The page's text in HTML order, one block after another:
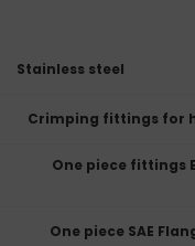
Stainless steel
Crimping fittings for
One piece fittings BWS Series 3SP/4SP/R12/4SH No
One piece SAE